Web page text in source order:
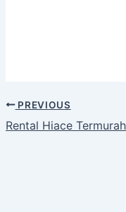
PREVIOUS
Rental Hiace